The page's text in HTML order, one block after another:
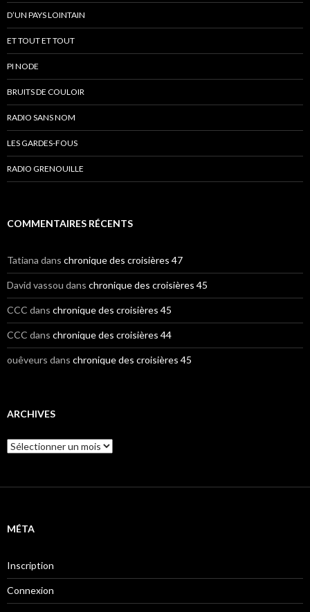
D’UN PAYS LOINTAIN
ET TOUT ET TOUT
PI NODE
BRUITS DE COULOIR
RADIO SANS NOM
LES GARDES-FOUS
RADIO GRENOUILLE
COMMENTAIRES RÉCENTS
Tatiana dans chronique des croisières 47
David vassou dans chronique des croisières 45
CCC dans chronique des croisières 45
CCC dans chronique des croisières 44
ouêveurs dans chronique des croisières 45
ARCHIVES
A
r
s
MÉTA
Inscription
Connexion